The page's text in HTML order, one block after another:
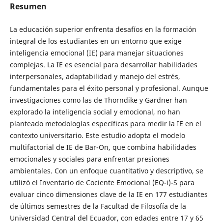
Resumen
La educación superior enfrenta desafíos en la formación
integral de los estudiantes en un entorno que exige
inteligencia emocional (IE) para manejar situaciones
complejas. La IE es esencial para desarrollar habilidades
interpersonales, adaptabilidad y manejo del estrés,
fundamentales para el éxito personal y profesional. Aunque
investigaciones como las de Thorndike y Gardner han
explorado la inteligencia social y emocional, no han
planteado metodologías específicas para medir la IE en el
contexto universitario. Este estudio adopta el modelo
multifactorial de IE de Bar-On, que combina habilidades
emocionales y sociales para enfrentar presiones
ambientales. Con un enfoque cuantitativo y descriptivo, se
utilizó el Inventario de Cociente Emocional (EQ-i)-S para
evaluar cinco dimensiones clave de la IE en 177 estudiantes
de últimos semestres de la Facultad de Filosofía de la
Universidad Central del Ecuador, con edades entre 17 y 65